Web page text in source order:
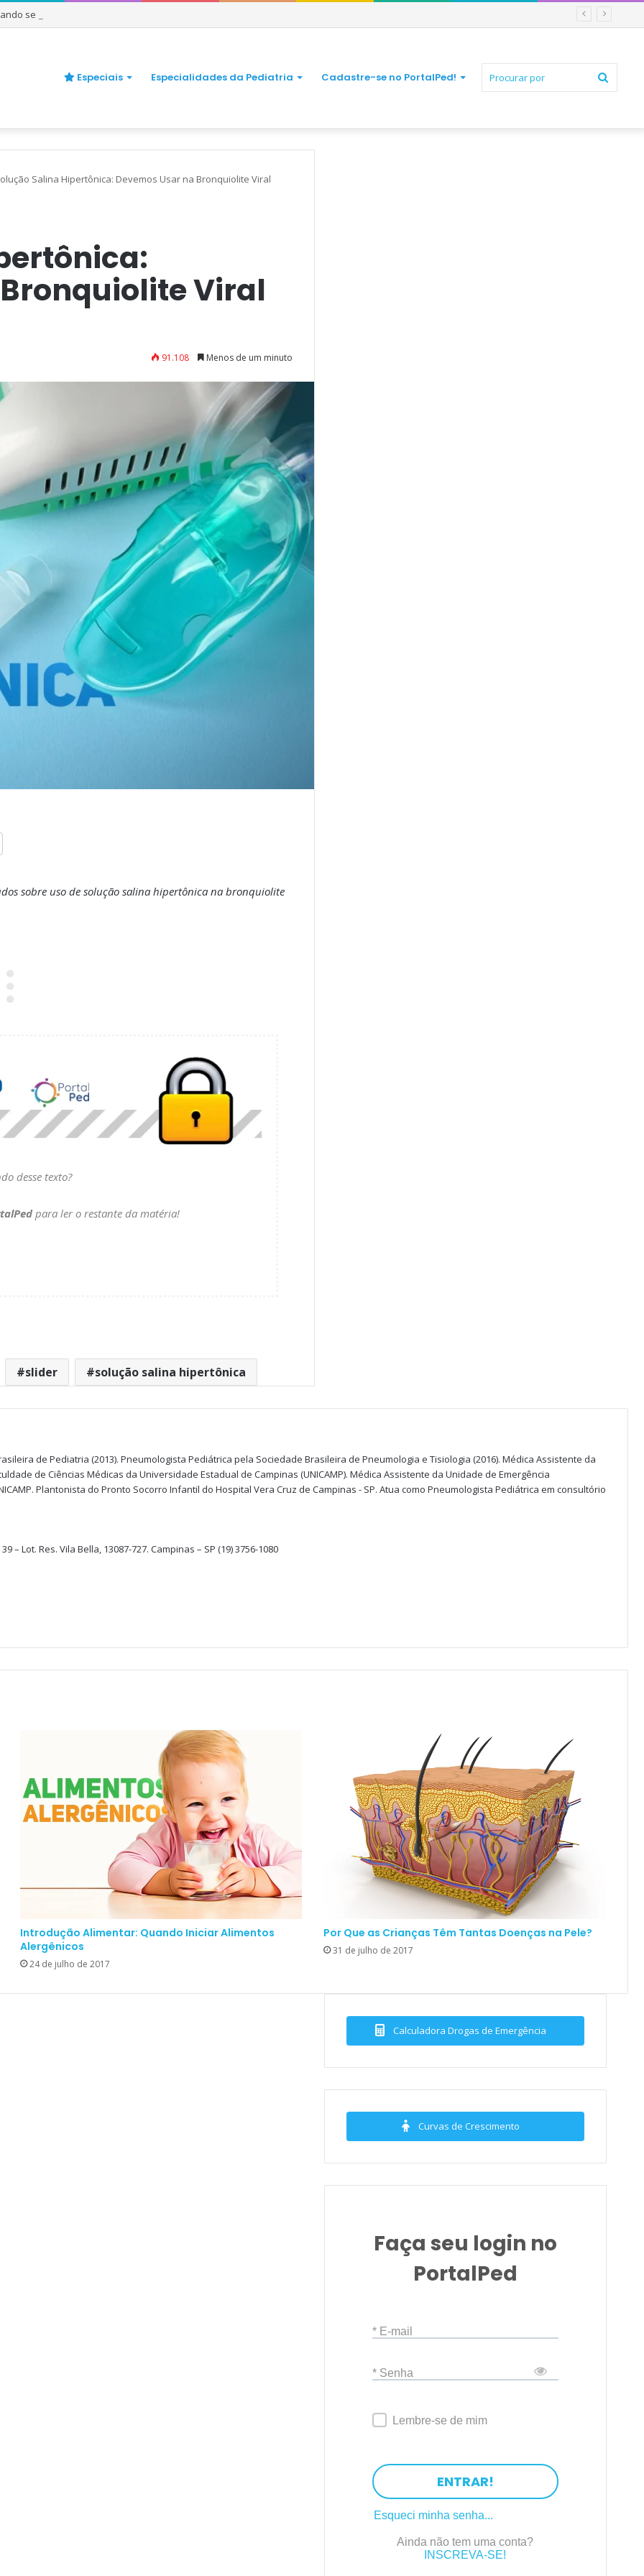
se preocupar
Especiais Especialidades da Pediatria Cadastre-se no PortalPed!
Salina Hipertônica: Devemos Usar na Bronquiolite Viral
Viral
91.108 Menos de um minuto
sobre uso de solução salina hipertônica na bronquiolite
desse texto?
para ler o restante da matéria!
slider solução salina hipertônica
de Pediatria (2013). Pneumologista Pediátrica pela Sociedade Brasileira de Pneumologia e Tisiologia (2016). Médica Assistente da
de Ciências Médicas da Universidade Estadual de Campinas (UNICAMP). Médica Assistente da Unidade de Emergência
Plantonista do Pronto Socorro Infantil do Hospital Vera Cruz de Campinas - SP. Atua como Pneumologista Pediátrica em consultório
– Lot. Res. Vila Bella, 13087-727. Campinas – SP (19) 3756-1080
Introdução Alimentar: Quando Iniciar Alimentos
Alergênicos
24 de julho de 2017
Por Que as Crianças Têm Tantas Doenças na Pele?
31 de julho de 2017
Calculadora Drogas de Emergência
Curvas de Crescimento
Faça seu login no
PortalPed
* E-mail
* Senha
Lembre-se de mim
ENTRAR!
Esqueci minha senha...
Ainda não tem uma conta?
INSCREVA-SE!